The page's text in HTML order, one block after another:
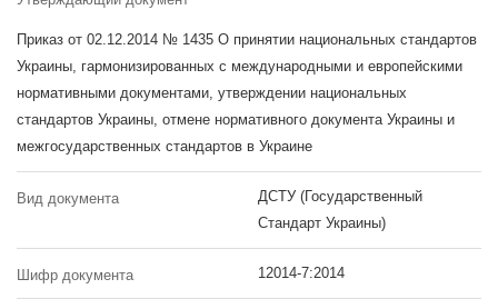
Приказ от 02.12.2014 № 1435 О принятии национальных стандартов
Украины, гармонизированных с международными и европейскими
нормативными документами, утверждении национальных
стандартов Украины, отмене нормативного документа Украины и
межгосударственных стандартов в Украине
Вид документа
ДСТУ (Государственный
Стандарт Украины)
Шифр документа 12014-7:2014